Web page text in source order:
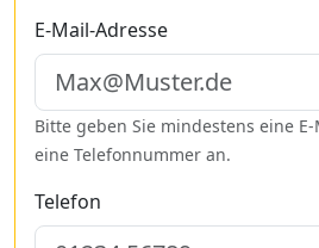
E-Mail-Adresse
Bitte geben Sie mindestens eine
eine Telefonnummer an.
Telefon